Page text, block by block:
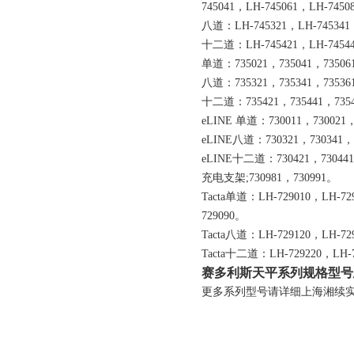
745041，LH-745061，LH-
八道：LH-745321，LH-
十二道：LH-745421，LH-
单道：735021，735041，
八道：735321，735341，
十二道：735421，735441，
eLINE 单道：730011，730021
eLINE八道：730321，730341
eLINE十二道：730421，
充电支架;730981，730991。
Tacta单道：LH-729010，LH-
729090。
Tacta八道：LH-729120，LH-
Tacta十二道：LH-729220，
赛多利斯天平系列规格型
更多系列型号请详细上海湘续